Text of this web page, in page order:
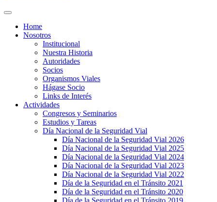
Home
Nosotros
Institucional
Nuestra Historia
Autoridades
Socios
Organismos Viales
Hágase Socio
Links de Interés
Actividades
Congresos y Seminarios
Estudios y Tareas
Día Nacional de la Seguridad Vial
Día Nacional de la Seguridad Vial 2026
Día Nacional de la Seguridad Vial 2025
Día Nacional de la Seguridad Vial 2024
Día Nacional de la Seguridad Vial 2023
Día Nacional de la Seguridad Vial 2022
Día de la Seguridad en el Tránsito 2021
Día de la Seguridad en el Tránsito 2020
Día de la Seguridad en el Tránsito 2019